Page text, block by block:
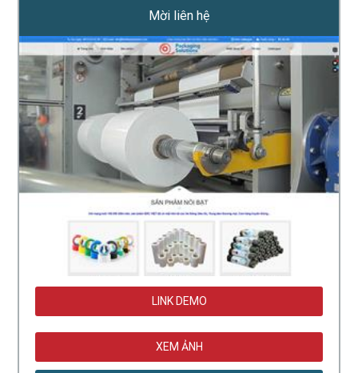
Mời liên hệ
LINK DEMO
XEM ẢNH